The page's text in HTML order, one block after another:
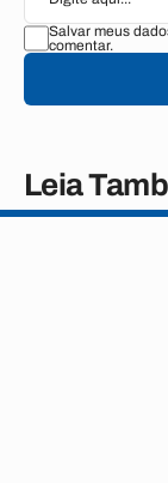
Salvar meus
comentar.
Leia